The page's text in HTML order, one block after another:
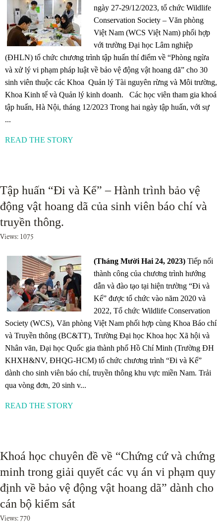
ngày 27-29/12/2023, tổ chức Wildlife
Conservation Society – Văn phòng
Việt Nam (WCS Việt Nam) phối hợp
với trường Đại học Lâm nghiệp
(ĐHLN) tổ chức chương trình tập huấn thí điểm về “Phòng ngừa
và xử lý vi phạm pháp luật về bảo vệ động vật hoang dã” cho 30
sinh viên thuộc các Khoa Quản lý Tài nguyên rừng và Môi trường,
Khoa Kinh tế và Quản lý kinh doanh. Các học viên tham gia khoá
tập huấn, Hà Nội, tháng 12/2023 Trong hai ngày tập huấn, với sự
...
READ THE STORY
Tập huấn “Đi và Kể” – Hành trình bảo vệ
động vật hoang dã của sinh viên báo chí và
truyền thông.
Views: 1075
(Tháng Mười Hai 24, 2023) Tiếp nối
thành công của chương trình hướng
dẫn và đào tạo tại hiện trường “Đi và
Kể” được tổ chức vào năm 2020 và
2022, Tổ chức Wildlife Conservation
Society (WCS), Văn phòng Việt Nam phối hợp cùng Khoa Báo chí
và Truyền thông (BC&TT), Trường Đại học Khoa học Xã hội và
Nhân văn, Đại học Quốc gia thành phố Hồ Chí Minh (Trường ĐH
KHXH&NV, ĐHQG-HCM) tổ chức chương trình “Đi và Kể”
dành cho sinh viên báo chí, truyền thông khu vực miền Nam. Trải
qua vòng đơn, 20 sinh v...
READ THE STORY
Khoá học chuyên đề về “Chứng cứ và chứng
minh trong giải quyết các vụ án vi phạm quy
định về bảo vệ động vật hoang dã” dành cho
cán bộ kiểm sát
Views: 770